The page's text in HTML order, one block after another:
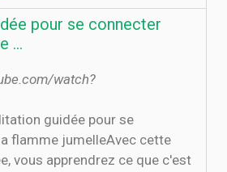
pour se connecter
…
watch?
flamme jumelleAvec cette
vous apprendrez ce que c'est